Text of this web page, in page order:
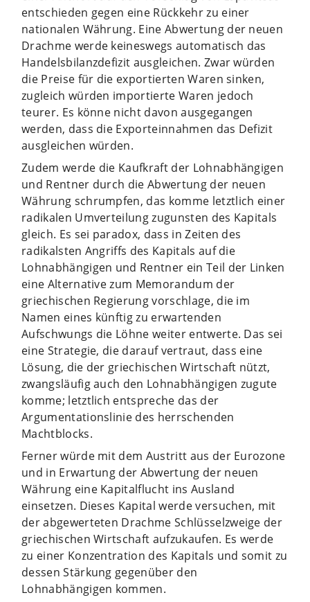
entschieden gegen eine Rückkehr zu einer
nationalen Währung. Eine Abwertung der neuen
Drachme werde keineswegs automatisch das
Handelsbilanzdefizit ausgleichen. Zwar würden
die Preise für die exportierten Waren sinken,
zugleich würden importierte Waren jedoch
teurer. Es könne nicht davon ausgegangen
werden, dass die Exporteinnahmen das Defizit
ausgleichen würden.
Zudem werde die Kaufkraft der Lohnabhängigen
und Rentner durch die Abwertung der neuen
Währung schrumpfen, das komme letztlich einer
radikalen Umverteilung zugunsten des Kapitals
gleich. Es sei paradox, dass in Zeiten des
radikalsten Angriffs des Kapitals auf die
Lohnabhängigen und Rentner ein Teil der Linken
eine Alternative zum Memorandum der
griechischen Regierung vorschlage, die im
Namen eines künftig zu erwartenden
Aufschwungs die Löhne weiter entwerte. Das sei
eine Strategie, die darauf vertraut, dass eine
Lösung, die der griechischen Wirtschaft nützt,
zwangsläufig auch den Lohnabhängigen zugute
komme; letztlich entspreche das der
Argumentationslinie des herrschenden
Machtblocks.
Ferner würde mit dem Austritt aus der Eurozone
und in Erwartung der Abwertung der neuen
Währung eine Kapitalflucht ins Ausland
einsetzen. Dieses Kapital werde versuchen, mit
der abgewerteten Drachme Schlüsselzweige der
griechischen Wirtschaft aufzukaufen. Es werde
zu einer Konzentration des Kapitals und somit zu
dessen Stärkung gegenüber den
Lohnabhängigen kommen.